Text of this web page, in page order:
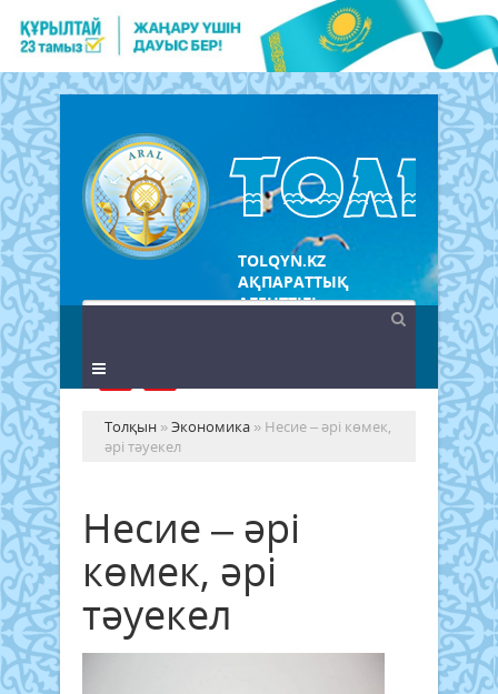
TOLQYN.KZ
АҚПАРАТТЫҚ
АГЕНТТІГІ
Толқын »Экономика » Несие – әрі көмек,
әрі тәуекел
Несие – әрі
көмек, әрі
тәуекел